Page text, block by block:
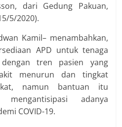
dari Gedung Pakuan,
5/2020).
Kamil– menambahkan,
APD untuk tenaga
tren pasien yang
menurun dan tingkat
namun bantuan itu
adanya
COVID-19.